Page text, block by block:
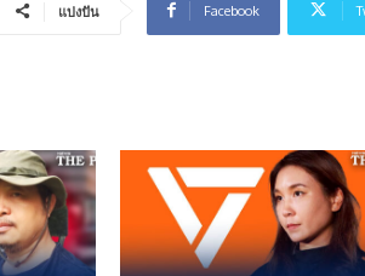
แบ่งปัน Facebook